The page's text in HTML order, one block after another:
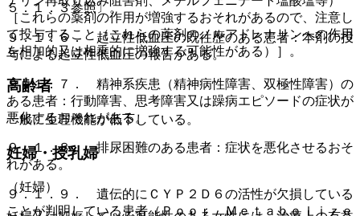
［これらの薬剤の作用が増強するおそれがあるので、注意し
て投与すること（これらの薬剤のノルアドレナリンへの作用
を相加的又は相乗的に増強する可能性がある）］。
高齢者
一般に生理機能が低下している。
妊婦・授乳婦
（妊婦）
５．１．３参照〕。
９．１．６． 起立性低血圧の既往歴のある患者：本剤の投
与による起立性低血圧の報告がある。
９．１．７． 精神系疾患（精神病性障害、双極性障害）の
ある患者：行動障害、思考障害又は躁病エピソードの症状が
悪化するおそれがある。
９．１．８． 排尿困難のある患者：症状を悪化させるおそ
れがある。
９．１．９． 遺伝的にＣＹＰ２Ｄ６の活性が欠損している
ことが判明している患者（Ｐｏｏｒ Ｍｅｔａｂｏｌｉｚｅ